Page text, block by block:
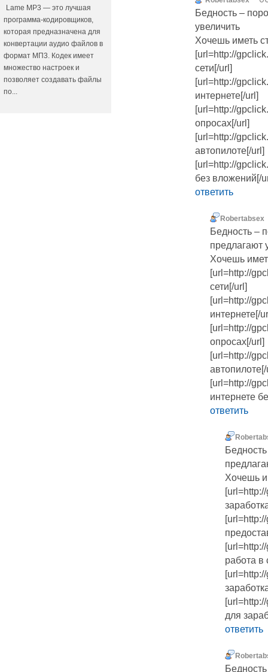
Lame MP3 — это лучшая
программа-кодировщиков,
которая предназначена для
конвертации аудио файлов в
формат МП3. Кодек имеет
множество настроек и
позволяет создавать файлы
по...
Бедность –
увеличить
Хочешь иметь
[url=http://
сети[/url]
[url=http://
интернете[/url]
[url=http://
опросах[/url]
[url=http://
автопилоте[/url]
[url=http://
без вложений[/
ответить
Robertabsex
Бедность –
предлагают
Хочешь
[url=http://
сети[/url]
[url=http://
интернете[/
[url=http://
опросах[/url]
[url=http://
[url=http://
интернете
ответить
Хочешь
работа в
для
ответить